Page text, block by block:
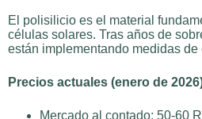
El polisilicio es el material
células solares. Tras años de
están implementando medidas de
Precios actuales (enero de
Mercado al contado: 50-60